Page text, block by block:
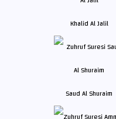
Khalid Al Jalil
Saud Al Shuraim